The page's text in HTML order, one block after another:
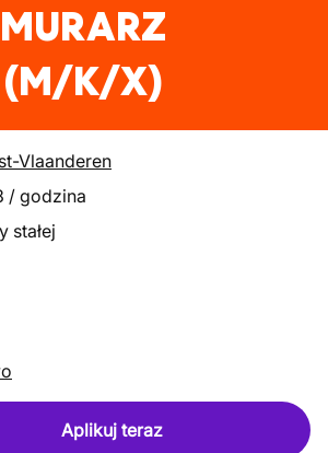
MURARZ
(M/K/X)
Vlaanderen
/ godzina
stałej
Aplikuj teraz